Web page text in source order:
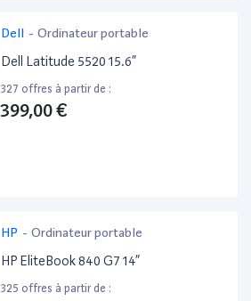
Dell - Ordinateur portable
Dell Latitude 5520 15.6”
327 offres à partir de :
399,00 €
HP - Ordinateur portable
HP EliteBook 840 G7 14”
325 offres à partir de :